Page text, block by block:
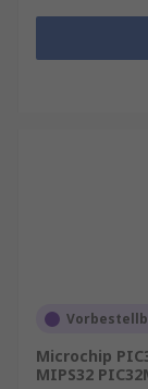
Microchip
MIPS32